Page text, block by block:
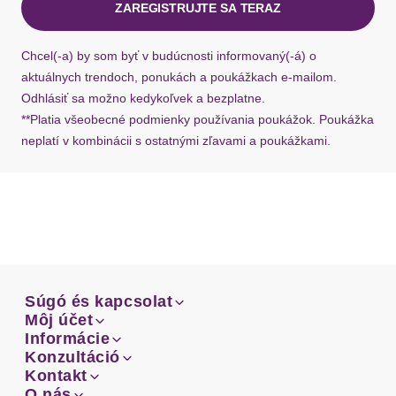
Materialart Feinripp
Pflegehinweise Maschinenwäsche
Materiál: Džersej
Vzor: Jednofarebné
ZAREGISTRUJTE SA TERAZ
Chcel(-a) by som byť v budúcnosti informovaný(-á) o
aktuálnych trendoch, ponukách a poukážkach e-mailom.
Odhlásiť sa možno kedykoľvek a bezplatne.
**Platia všeobecné podmienky používania poukážok. Poukážka
neplatí v kombinácii s ostatnými zľavami a poukážkami.
Súgó és kapcsolat
Email
Facebook
Súgó és kapcsolat
Email
Facebook
Môj účet
Prehľad objednávok
Môj účet
Prehľad objednávok
Informácie
Doprava
Informácie
Doprava
Konzultáció
Sprievodca-veľkosťami
Konzultáció
Kontakt
Kontakt